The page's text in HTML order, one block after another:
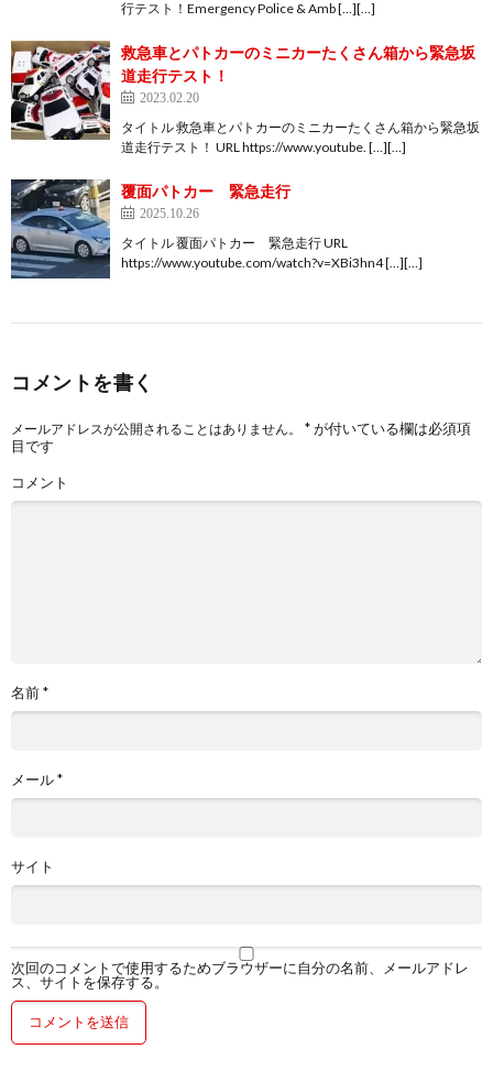
行テスト！Emergency Police & Amb […][…]
救急車とパトカーのミニカーたくさん箱から緊急坂
道走行テスト！
2023.02.20
タイトル 救急車とパトカーのミニカーたくさん箱から緊急坂
道走行テスト！ URL https://www.youtube. […][…]
覆面パトカー 緊急走行
2025.10.26
タイトル 覆面パトカー 緊急走行 URL
https://www.youtube.com/watch?v=XBi3hn4 […][…]
コメントを書く
メールアドレスが公開されることはありません。 *が付いている欄は必須項
目です
コメント
名前*
メール*
サイト
次回のコメントで使用するためブラウザーに自分の名前、メールアドレ
ス、サイトを保存する。